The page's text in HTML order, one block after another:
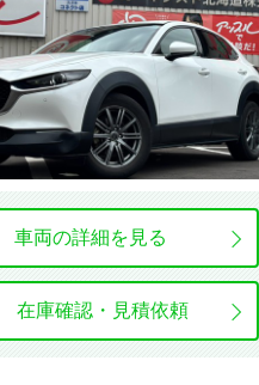
オーディオ関連
キーレス エントリー
エアコン
車両の詳細を見る
在庫確認・見積依頼